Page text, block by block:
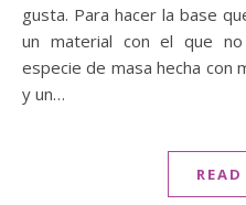
gusta. Para hacer la base
un material con el que
especie de masa hecha con
y un…